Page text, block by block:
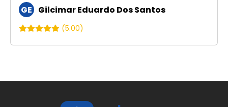
GE Gilcimar Eduardo Dos Santos
(5.00)